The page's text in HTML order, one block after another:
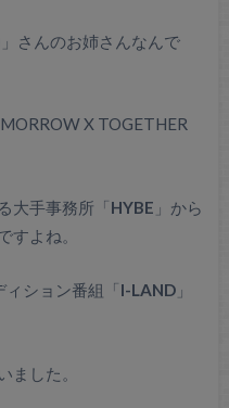
」さんのお姉さんなんで
X TOGETHER
大手事務所「HYBE 」から
すよね。
ィション番組「I-LAND」
ました。